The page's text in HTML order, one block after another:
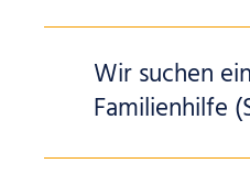
Wir suchen
Familienhilfe